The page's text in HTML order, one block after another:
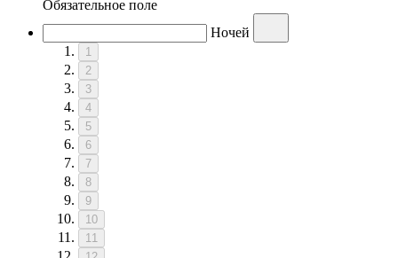
Обязательное поле
Ночей
1
2
3
4
5
6
7
8
9
10
11